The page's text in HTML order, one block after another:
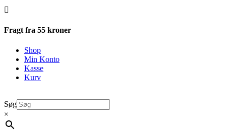

Fragt fra 55 kroner
Shop
Min Konto
Kasse
Kurv
Søg
×